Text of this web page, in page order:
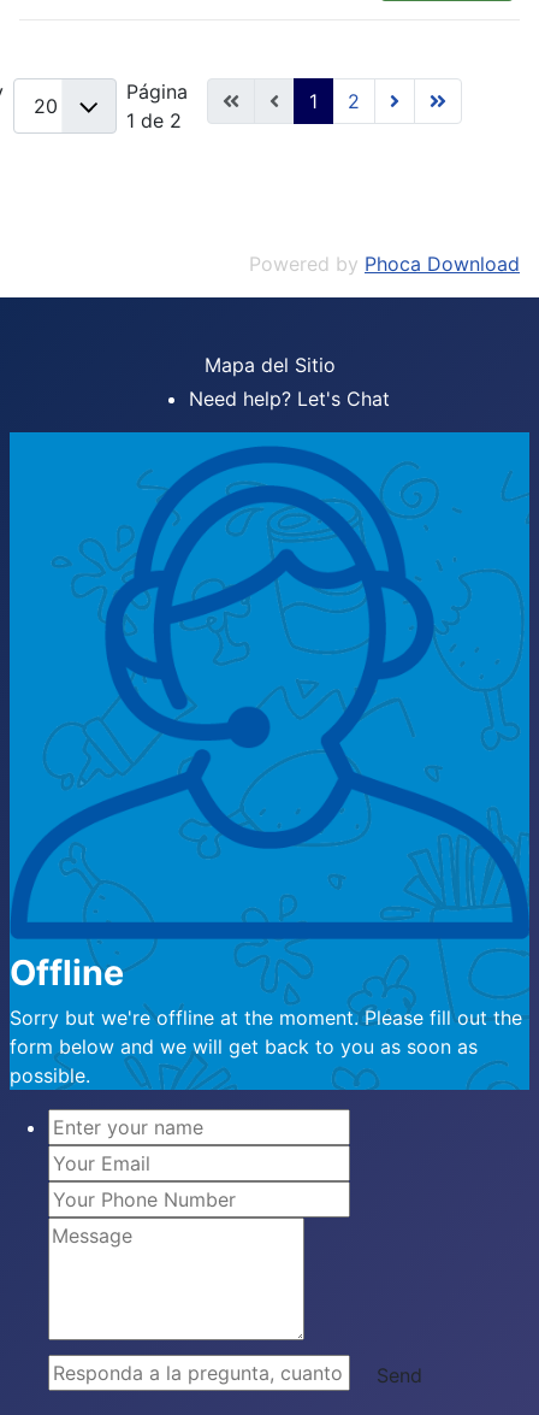
Página
1 de 2
1 2
Powered by Phoca Download
Mapa del Sitio
Need help? Let's Chat
Offline
Sorry but we're offline at the moment. Please fill out the
form below and we will get back to you as soon as
possible.